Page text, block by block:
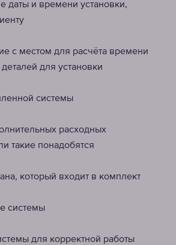
даты и времени установки,
с местом для расчёта времени
для установки
системы
расходных
такие понадобятся
который входит в комплект
системы
для корректной работы